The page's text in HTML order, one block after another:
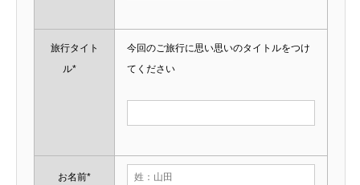
旅行タイト
ル*
今回のご旅行に思い思いのタイトルをつけ
てください
お名前*